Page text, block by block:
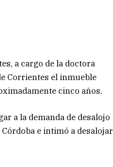
a cargo de la doctora
Corrientes el inmueble
cinco años.
a la demanda de desalojo
e intimó a desalojar